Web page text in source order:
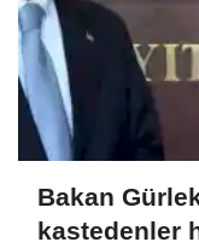
Bakan
kastedenler